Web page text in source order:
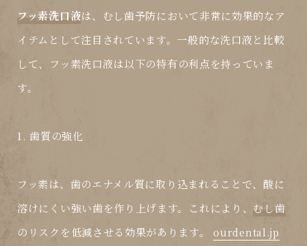
フッ素洗口液は、 むし歯予防において非常に効果的なア
イテムとして注目されています。一般的な洗口液と比較
して、
フッ素洗口液は以下の特有の利点を持っていま
す。
1. 歯質の強化
フッ素は、歯のエナメル質に取り込まれることで、酸に
溶けにくい強い歯を作り上げます。これにより、 むし歯
のリスクを低減させる効果があります。 ourdental.jp